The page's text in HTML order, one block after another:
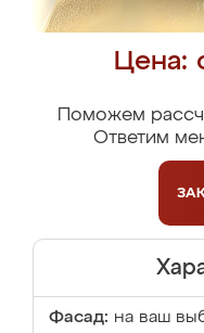
Цена:
Поможем
Ответим
Фасад: на ваш